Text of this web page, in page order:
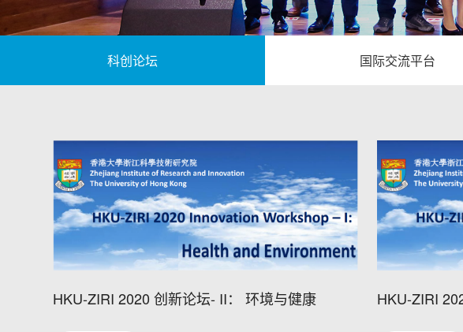
科创论坛 国际交流平台
HKU-ZIRI 2020 创新论坛- II： 环境与健康 HKU-ZIRI